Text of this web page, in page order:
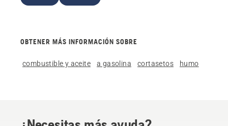
OBTENER MÁS INFORMACIÓN SOBRE
combustible y aceite a gasolina cortasetos humo